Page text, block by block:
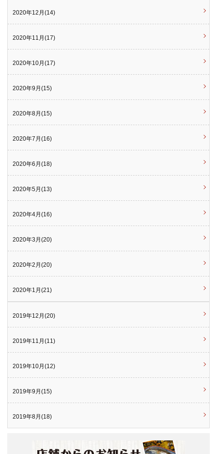
2020年12月(14)
2020年11月(17)
2020年10月(17)
2020年9月(15)
2020年8月(15)
2020年7月(16)
2020年6月(18)
2020年5月(13)
2020年4月(16)
2020年3月(20)
2020年2月(20)
2020年1月(21)
2019年12月(20)
2019年11月(11)
2019年10月(12)
2019年9月(15)
2019年8月(18)